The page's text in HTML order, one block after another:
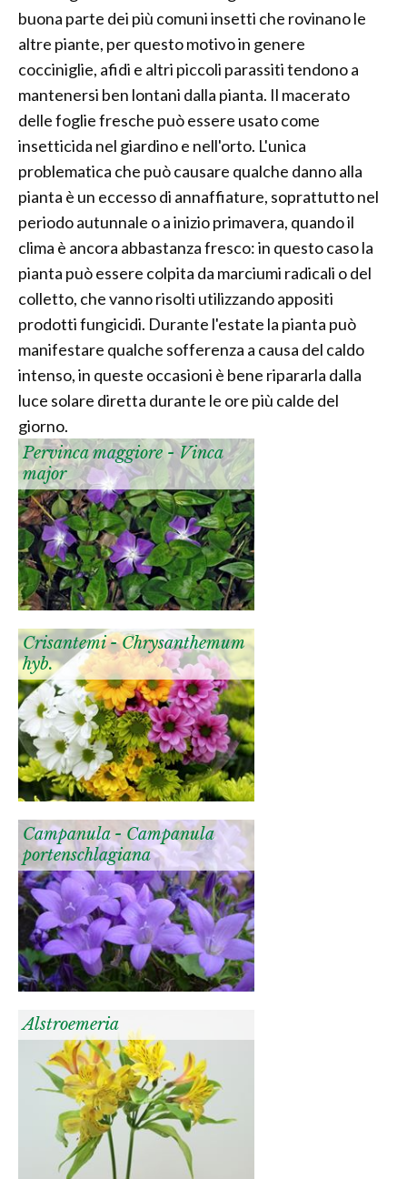
buona parte dei più comuni insetti che rovinano le
altre piante, per questo motivo in genere
cocciniglie, afidi e altri piccoli parassiti tendono a
mantenersi ben lontani dalla pianta. Il macerato
delle foglie fresche può essere usato come
insetticida nel giardino e nell'orto. L'unica
problematica che può causare qualche danno alla
pianta è un eccesso di annaffiature, soprattutto nel
periodo autunnale o a inizio primavera, quando il
clima è ancora abbastanza fresco: in questo caso la
pianta può essere colpita da marciumi radicali o del
colletto, che vanno risolti utilizzando appositi
prodotti fungicidi. Durante l'estate la pianta può
manifestare qualche sofferenza a causa del caldo
intenso, in queste occasioni è bene ripararla dalla
luce solare diretta durante le ore più calde del
giorno.
Pervinca maggiore - Vinca
major
Crisantemi - Chrysanthemum
hyb.
Campanula - Campanula
portenschlagiana
Alstroemeria